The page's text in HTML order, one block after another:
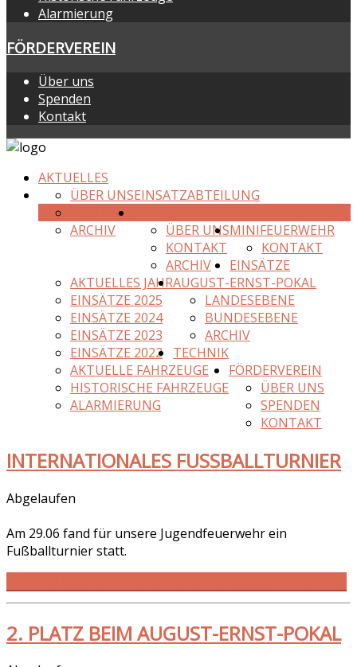
Alarmierung
FÖRDERVEREIN
Über uns
Spenden
Kontakt
AKTUELLES
EINSATZABTEILUNG
ÜBER UNS
KONTAKT
ARCHIV
ÜBER UNS
KONTAKT
ARCHIV
MINIFEUERWEHR
KONTAKT
EINSÄTZE
AKTUELLES JAHR
EINSÄTZE 2025
EINSÄTZE 2024
EINSÄTZE 2023
EINSÄTZE 2022
AUGUST-ERNST-POKAL
LANDESEBENE
BUNDESEBENE
ARCHIV
TECHNIK
AKTUELLE FAHRZEUGE
HISTORISCHE FAHRZEUGE
ALARMIERUNG
FÖRDERVEREIN
ÜBER UNS
SPENDEN
KONTAKT
INTERNATIONALES FUSSBALLTURNIER
Abgelaufen
Am 29.06 fand für unsere Jugendfeuerwehr ein
Fußballturnier statt.
2. PLATZ BEIM AUGUST-ERNST-POKAL